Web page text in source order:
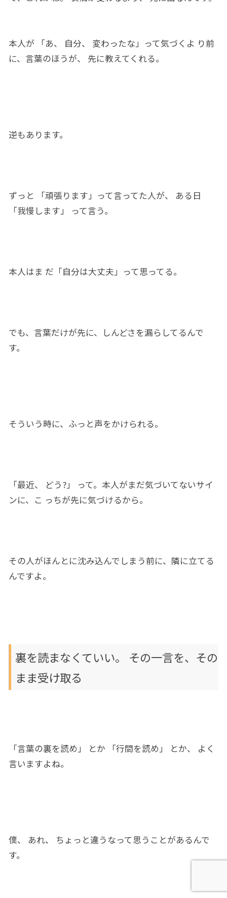
本人が 「あ、 自分、 変わったな」って気づくよ り前
に、言葉のほうが、 先に教えてくれる。
逆もあります。
ずっと 「頑張ります」って言ってた人が、 ある日
「我慢 します」 って言う。
本人はま だ「自分は大丈夫」 って思ってる。
でも、 言葉だけが先に、しんどさを漏らしてるんで
す。
そういう時に、 ふっと声をかけられる。
「最近、 どう?」 って。 本人がまだ気づいてないサイ
ンに、 こ っちが先に気づけるから。
その人がほんとに沈み込んでしまう前に、 隣に立てる
んですよ。
裏を読まなくていい。 その一言を、その
まま受け取る
「言葉の裏を読め」 とか 「行間を読め」 とか、 よく
言いますよね。
僕、 あれ、 ちょっと違うなって思うことがあるんで
す。